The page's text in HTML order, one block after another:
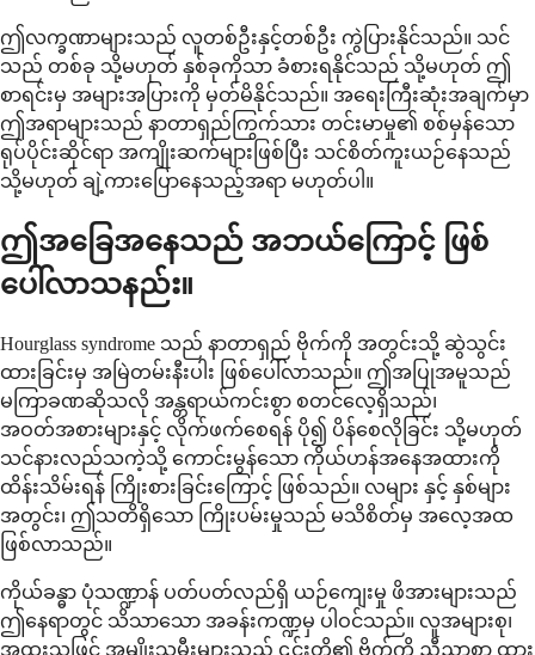
ဤလက္ခဏာများသည် လူတစ်ဦးနှင့်တစ်ဦး ကွဲပြားနိုင်သည်။ သင်
သည် တစ်ခု သို့မဟုတ် နှစ်ခုကိုသာ ခံစားရနိုင်သည် သို့မဟုတ် ဤ
စာရင်းမှ အများအပြားကို မှတ်မိနိုင်သည်။ အရေးကြီးဆုံးအချက်မှာ
ဤအရာများသည် နာတာရှည်ကြွက်သား တင်းမာမှု၏ စစ်မှန်သော
ရုပ်ပိုင်းဆိုင်ရာ အကျိုးဆက်များဖြစ်ပြီး သင်စိတ်ကူးယဉ်နေသည်
သို့မဟုတ် ချဲ့ကားပြောနေသည့်အရာ မဟုတ်ပါ။
ဤအခြေအနေသည် အဘယ်ကြောင့် ဖြစ်
ပေါ်လာသနည်း။
Hourglass syndrome သည် နာတာရှည် ဗိုက်ကို အတွင်းသို့ ဆွဲသွင်း
ထားခြင်းမှ အမြဲတမ်းနီးပါး ဖြစ်ပေါ်လာသည်။ ဤအပြုအမူသည်
မကြာခဏဆိုသလို အန္တရာယ်ကင်းစွာ စတင်လေ့ရှိသည်၊
အဝတ်အစားများနှင့် လိုက်ဖက်စေရန် ပို၍ ပိန်စေလိုခြင်း သို့မဟုတ်
သင်နားလည်သကဲ့သို့ ကောင်းမွန်သော ကိုယ်ဟန်အနေအထားကို
ထိန်းသိမ်းရန် ကြိုးစားခြင်းကြောင့် ဖြစ်သည်။ လများ နှင့် နှစ်များ
အတွင်း၊ ဤသတိရှိသော ကြိုးပမ်းမှုသည် မသိစိတ်မှ အလေ့အထ
ဖြစ်လာသည်။
ကိုယ်ခန္ဓာ ပုံသဏ္ဍာန် ပတ်ပတ်လည်ရှိ ယဉ်ကျေးမှု ဖိအားများသည်
ဤနေရာတွင် သိသာသော အခန်းကဏ္ဍမှ ပါဝင်သည်။ လူအများစု၊
အထူးသဖြင့် အမျိုးသမီးများသည် ၎င်းတို့၏ ဗိုက်ကို ညီညာစွာ ထား